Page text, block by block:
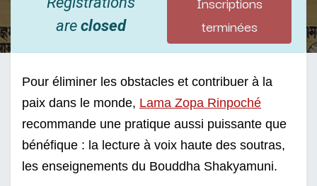
areclosed
terminées
Pour éliminer les obstacles et contribuer à la
paix dans le monde, Lama Zopa Rinpoché
recommande une pratique aussi puissante que
bénéfique : la lecture à voix haute des soutras,
les enseignements du Bouddha Shakyamuni.